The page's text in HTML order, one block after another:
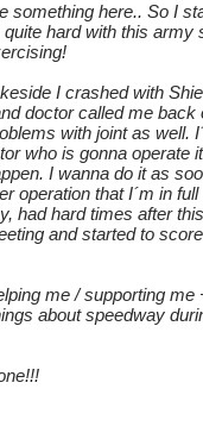
something here.. So I
hard with this army
I crashed with
doctor called me back
with joint as well.
who is gonna operate
I wanna do it as
operation that I´m in full
had hard times after
and started to
me / supporting me
about speedway